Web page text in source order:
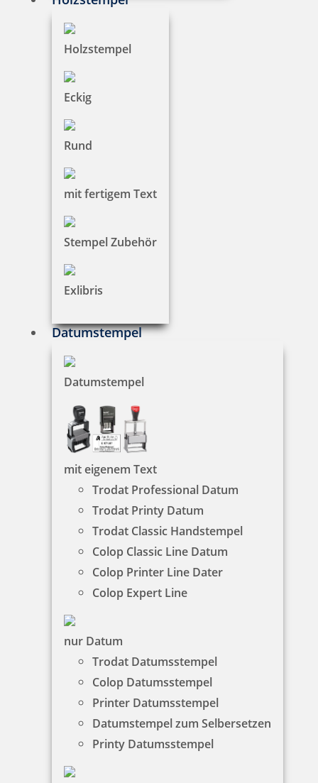
Holzstempel
Eckig
Rund
mit fertigem Text
Stempel Zubehör
Exlibris
Datumstempel
Datumstempel
mit eigenem Text
Trodat Professional Datum
Trodat Printy Datum
Trodat Classic Handstempel
Colop Classic Line Datum
Colop Printer Line Dater
Colop Expert Line
nur Datum
Trodat Datumsstempel
Colop Datumsstempel
Printer Datumsstempel
Datumstempel zum Selbersetzen
Printy Datumsstempel
201 Artikel in der Kategorie
Trodat 9051M Stempelkissen Metalldeckel 90 x 50 mm
4,33 €
Trodat 9052 Stempelkissen 110x70 mm